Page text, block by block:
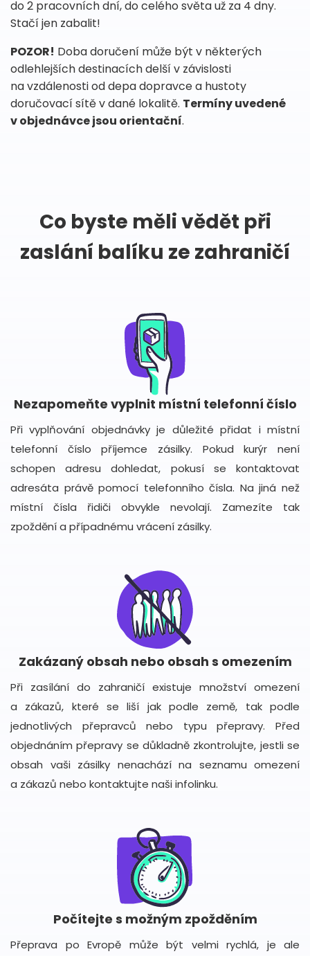
do 2 pracovních dní, do celého světa už za 4 dny.
Stačí jen zabalit!
POZOR! Doba doručení může být v některých
odlehlejších destinacích delší v závislosti
na vzdálenosti od depa dopravce a hustoty
doručovací sítě v dané lokalitě. Termíny uvedené
v objednávce jsou orientační.
Co byste měli vědět při
zaslání balíku ze zahraničí
Nezapomeňte vyplnit místní telefonní číslo
Při vyplňování objednávky je důležité přidat i místní
telefonní číslo příjemce zásilky. Pokud kurýr není
schopen adresu dohledat, pokusí se kontaktovat
adresáta právě pomocí telefonního čísla. Na jiná než
místní čísla řidiči obvykle nevolají. Zamezíte tak
zpoždění a případnému vrácení zásilky.
Zakázaný obsah nebo obsah s omezením
Při zasílání do zahraničí existuje množství omezení
a zákazů, které se liší jak podle země, tak podle
jednotlivých přepravců nebo typu přepravy. Před
objednáním přepravy se důkladně zkontrolujte, jestli se
obsah vaši zásilky nenachází na seznamu omezení
a zákazů nebo kontaktujte naši infolinku.
Počítejte s možným zpožděním
Přeprava po Evropě může být velmi rychlá, je ale